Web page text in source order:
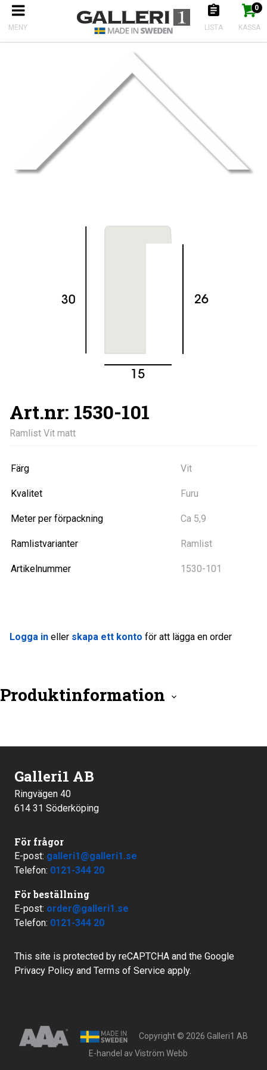
MENY LISTA
0
KASSA
Produkten har nu lagts till i kundkorgenGå till kassan
Start Ramlister Ramlist Vit matt
Art.nr: 1530-101
Ramlist Vit matt
Färg Vit
Kvalitet Furu
Meter per förpackning Ca 5,9
Ramlistvarianter Ramlist
Artikelnummer 1530-101
Logga in eller skapa ett konto för att lägga en order
Produktinformation
Galleri1 AB
Ringvägen 40
614 31 Söderköping
För frågor
E-post: galleri1@galleri1.se
Telefon: 0121-344 20
För beställning
E-post: order@galleri1.se
Telefon: 0121-344 20
This site is protected by reCAPTCHA and the Google
Privacy Policy and Terms of Service apply.
Copyright © 2026 Galleri1 AB
E-handel avViström Webb